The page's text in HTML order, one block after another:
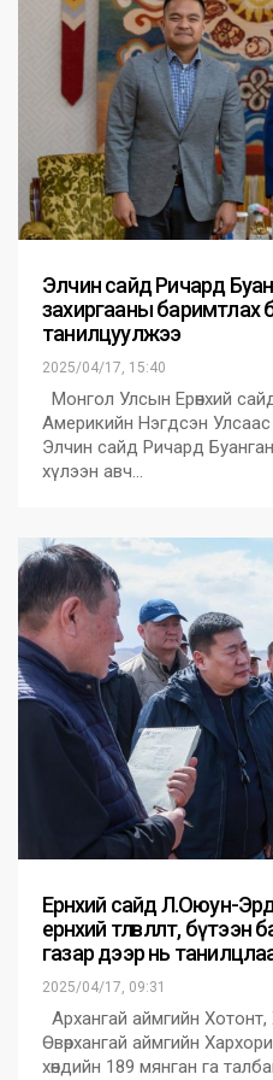
Элчин сайд Ричард
захиргааны баримтлах
танилцуулжээ
2025/04/17, 15:40
Монгол Улсын Ерөнхий
Америкийн Нэгдсэн
Элчин сайд Ричард Буанган-
хүлээн авч…
Ерөнхий сайд Л.Оюун-
ерөнхий төлөвлөлт, бүтээн
газар дээр нь
2025/04/17, 09:31
Архангай аймгийн
Өвөрхангай аймгийн
хөндийн 189 мянган га